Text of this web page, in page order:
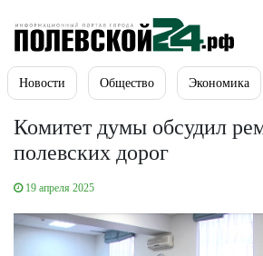
Новости Общество Экономика
Комитет думы обсудил
полевских дорог
19 апреля 2025